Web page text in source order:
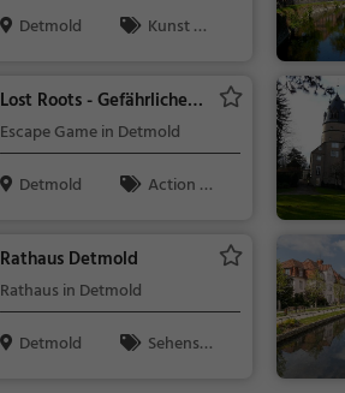
Detmold
Kunst &
it
Lost Roots - Gefährliche
Vergangenheit
Escape Game in Detmold
Detmold
Action &
Rathaus Detmold
Rathaus in Detmold
Detmold
Sehensw